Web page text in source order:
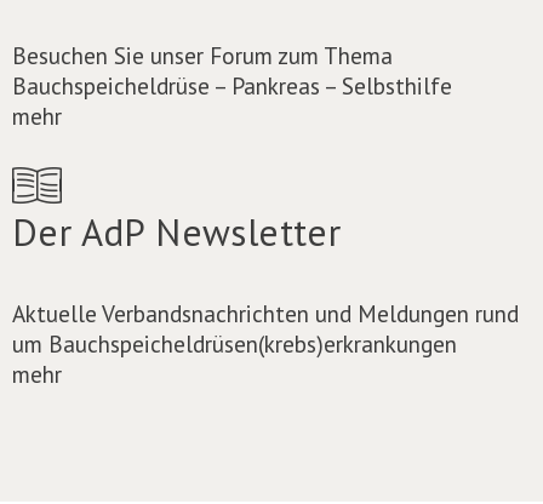
Besuchen Sie unser Forum zum Thema
Bauchspeicheldrüse – Pankreas – Selbsthilfe
mehr
Der AdP Newsletter
Aktuelle Verbandsnachrichten und Meldungen rund
um Bauchspeicheldrüsen(krebs)erkrankungen
mehr